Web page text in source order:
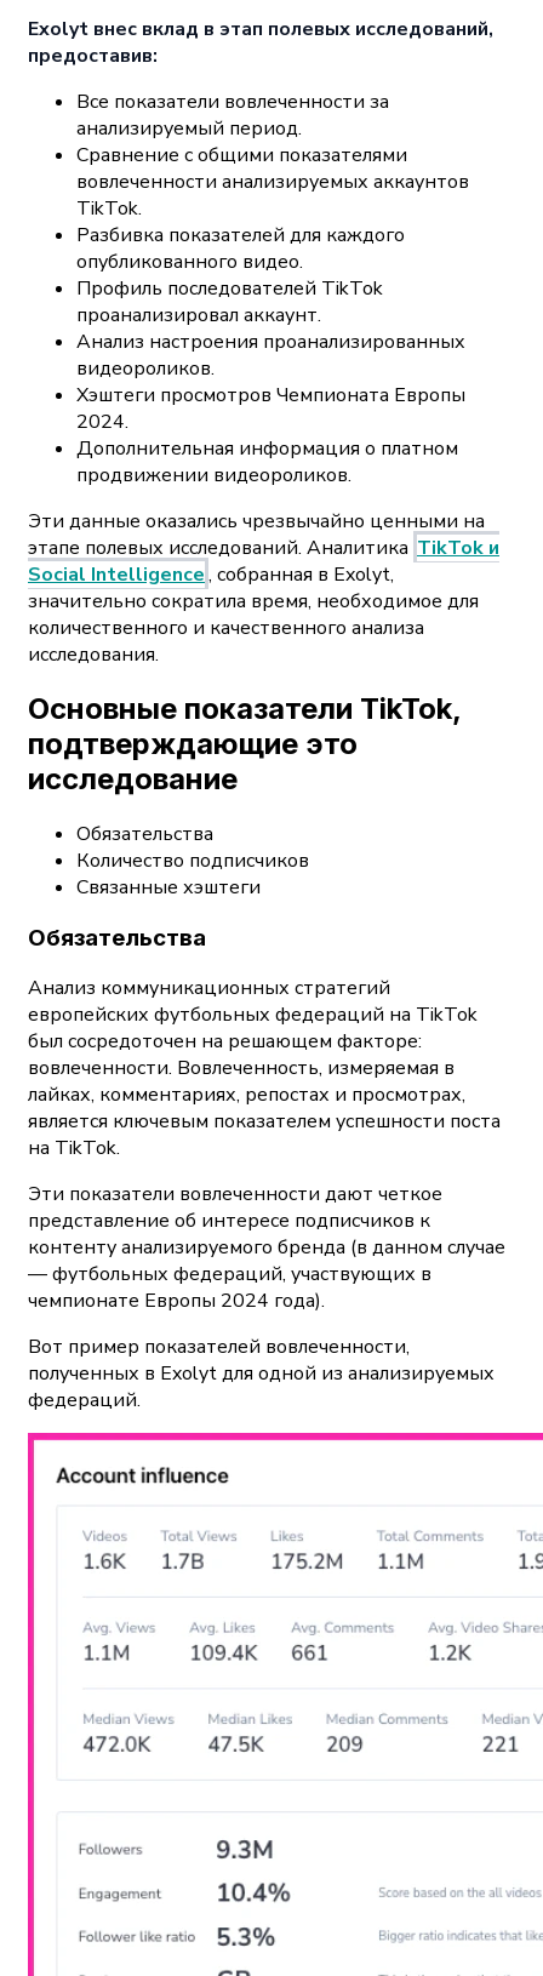
Exolyt внес вклад в этап полевых исследований,
предоставив:
Все показатели вовлеченности за
анализируемый период.
Сравнение с общими показателями
вовлеченности анализируемых аккаунтов
TikTok.
Разбивка показателей для каждого
опубликованного видео.
Профиль последователей TikTok
проанализировал аккаунт.
Анализ настроения проанализированных
видеороликов.
Хэштеги просмотров Чемпионата Европы
2024.
Дополнительная информация о платном
продвижении видеороликов.
Эти данные оказались чрезвычайно ценными на
этапе полевых исследований. Аналитика TikTok и
Social Intelligence, собранная в Exolyt,
значительно сократила время, необходимое для
количественного и качественного анализа
исследования.
Основные показатели TikTok,
подтверждающие это
исследование
Обязательства
Количество подписчиков
Связанные хэштеги
Обязательства
Анализ коммуникационных стратегий
европейских футбольных федераций на TikTok
был сосредоточен на решающем факторе:
вовлеченности. Вовлеченность, измеряемая в
лайках, комментариях, репостах и просмотрах,
является ключевым показателем успешности поста
на TikTok.
Эти показатели вовлеченности дают четкое
представление об интересе подписчиков к
контенту анализируемого бренда (в данном случае
— футбольных федераций, участвующих в
чемпионате Европы 2024 года).
Вот пример показателей вовлеченности,
полученных в Exolyt для одной из анализируемых
федераций.